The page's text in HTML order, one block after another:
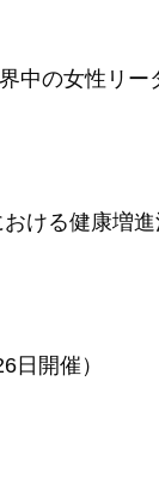
の女性リ
ける健康増進
開催）